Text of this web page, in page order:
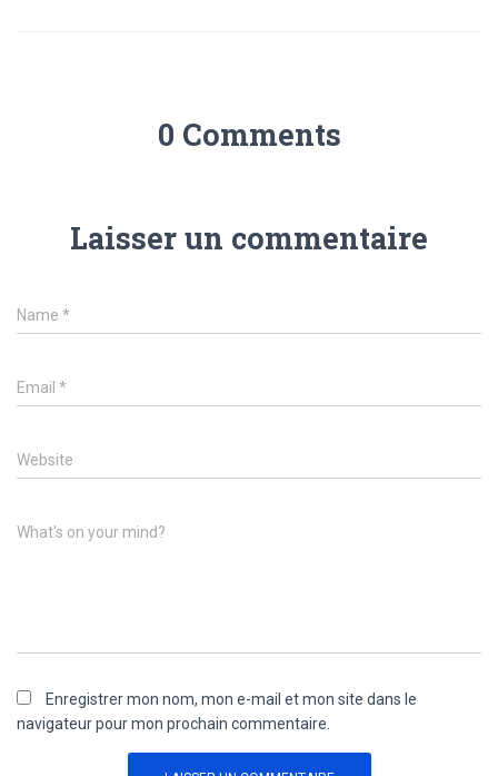
0 Comments
Laisser un commentaire
Name *
Email *
Website
What's on your mind?
Enregistrer mon nom, mon e-mail et mon site dans le
navigateur pour mon prochain commentaire.